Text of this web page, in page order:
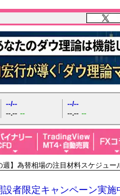
--/--
--.-- --
--/--
--.-- --
週】為替相場の注目材料スケジュー
者限定キャンペーン実施